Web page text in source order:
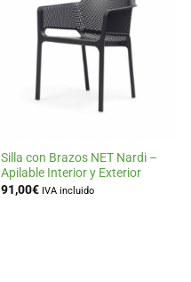
Añadir
Silla con Brazos NET Nardi –
Apilable Interior y Exterior
91,00€ IVA incluido